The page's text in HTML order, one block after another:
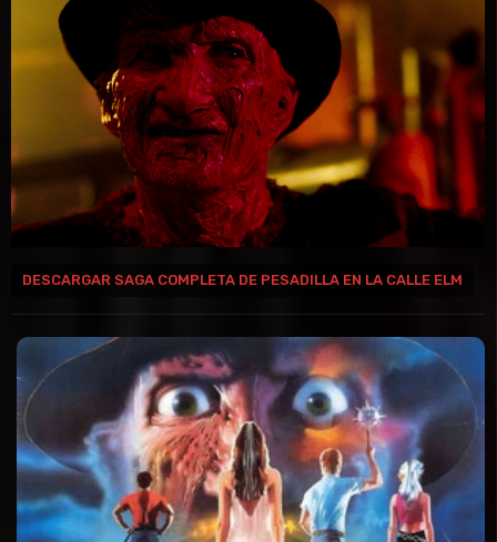
DESCARGAR SAGA COMPLETA DE PESADILLA EN LA CALLE ELM